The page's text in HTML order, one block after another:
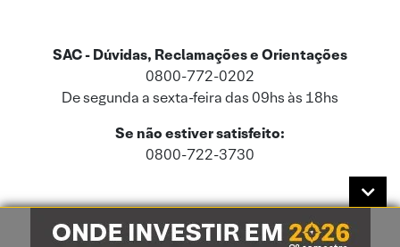
SAC - Dúvidas, Reclamações e Orientações
0800-772-0202
De segunda a sexta-feira das 09hs às 18hs
Se não estiver satisfeito:
0800-722-3730
Este site usa cookies e dados pessoais de acordo com a nossaPolítica de
Cookies
e a nossaPolítica de Privacidade.